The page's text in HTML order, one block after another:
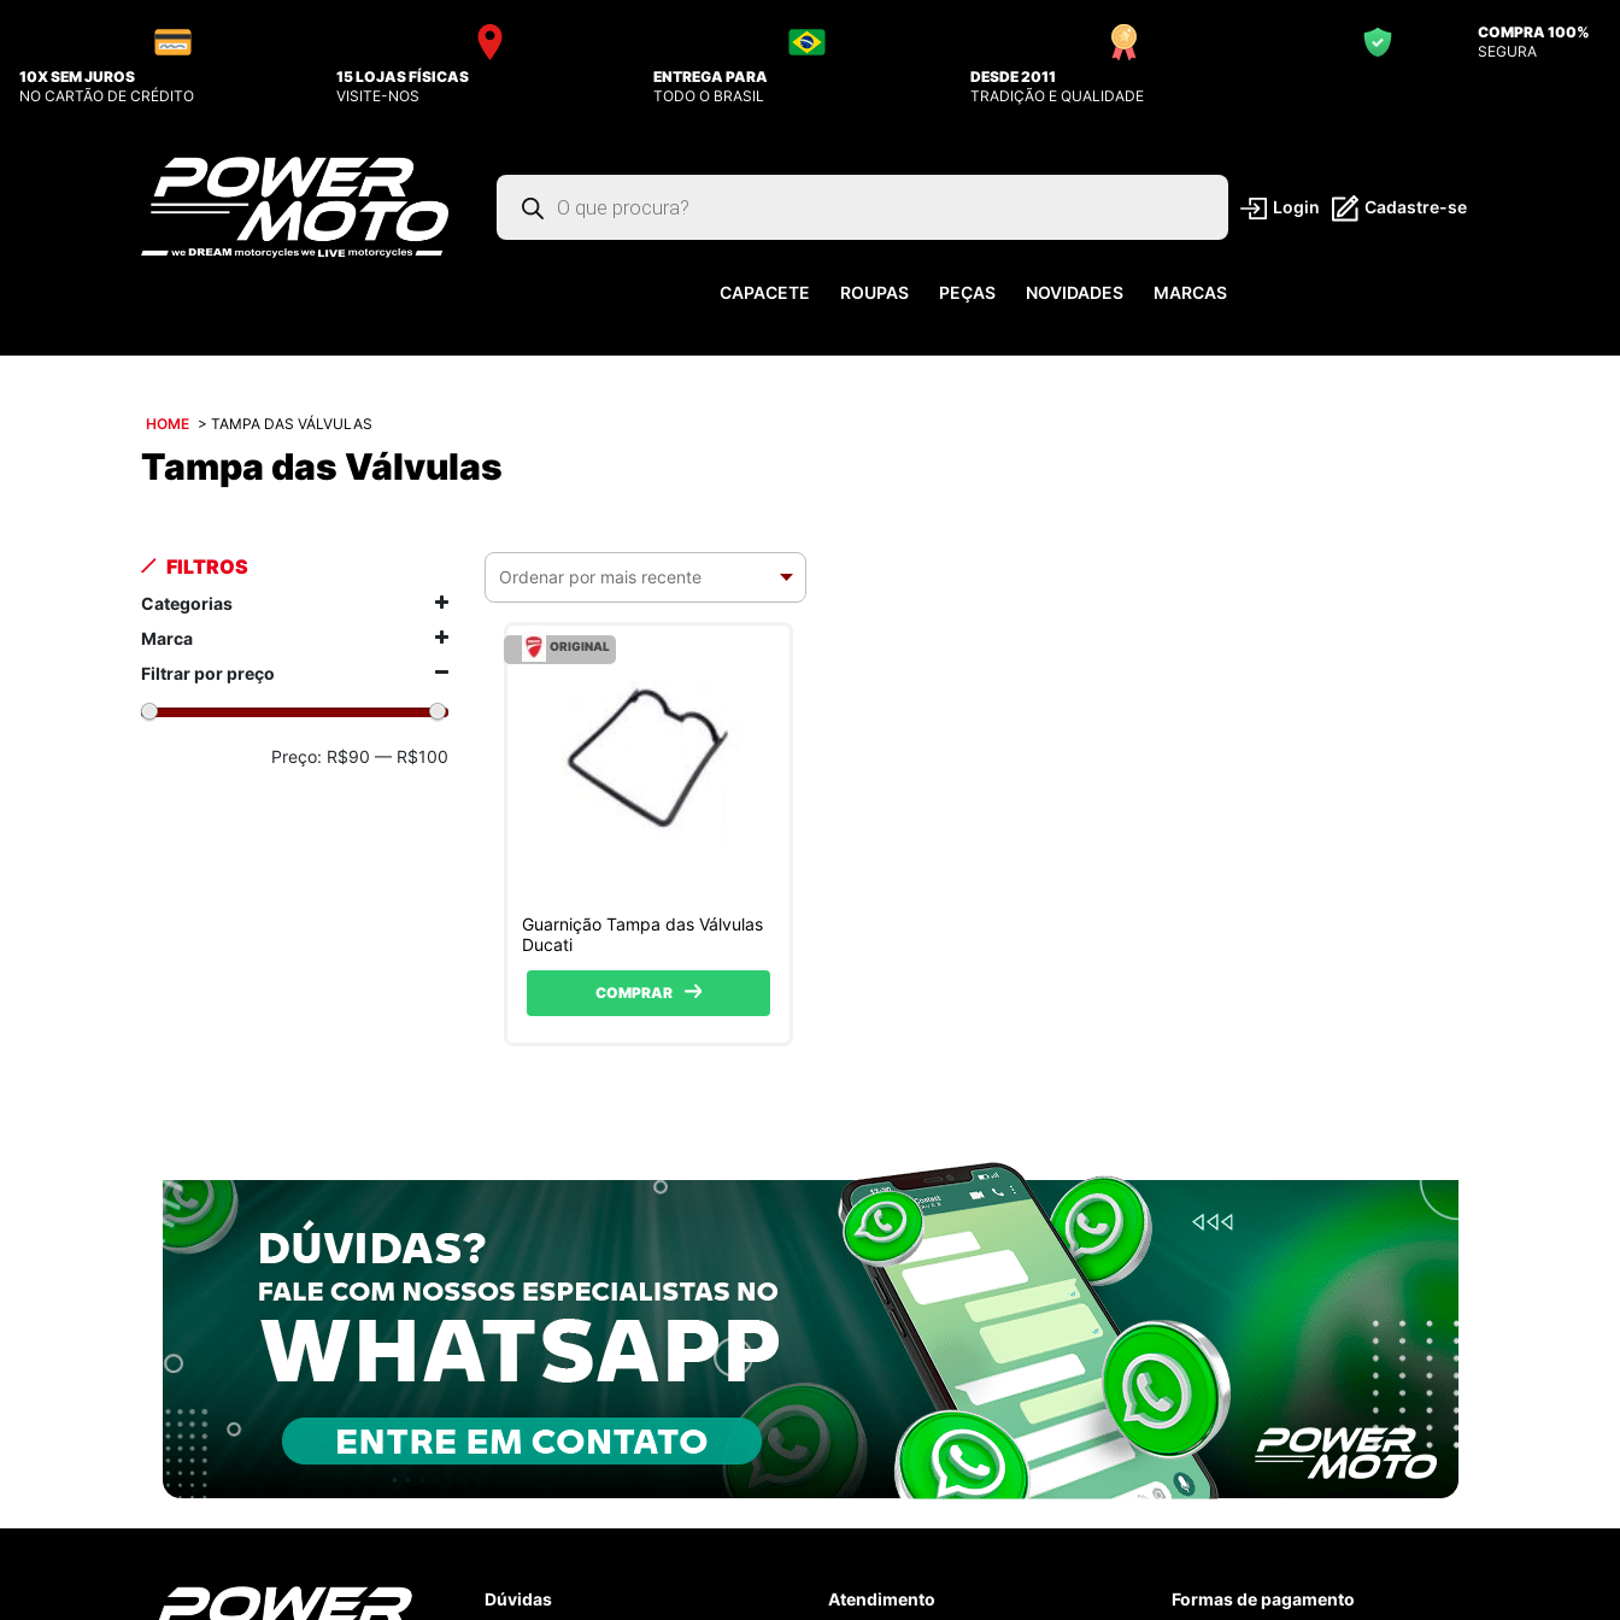
10X SEM JUROS
NO CARTÃO DE CRÉDITO
15 LOJAS FÍSICAS
VISITE-NOS
ENTREGA PARA
TODO O BRASIL
DESDE 2011
TRADIÇÃO E QUALIDADE
COMPRA 100%
SEGURA
Pesquisar
produtos
Login Cadastre-se
CAPACETE ROUPAS PEÇAS NOVIDADES MARCAS
HOME > TAMPA DAS VÁLVULAS
Tampa das Válvulas
FILTROS
Categorias
Marca
Filtrar por preço
Preço: R$90 — R$100
ORIGINAL
Guarnição Tampa das Válvulas
Ducati
COMPRAR
Dúvidas
Atendimento Formas de pagamento